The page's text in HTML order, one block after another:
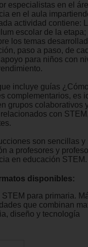
especialistas en el
en el aula
actividad contiene:
escolar de la
los temas
paso a paso, de
apoyo para niños con
incluye guías
complementarios, es
grupos colaborativos
con
son sencillas y
a profesores y
en educación STEM.
disponibles:
STEM para primaria.
que combinan
diseño y tecnología